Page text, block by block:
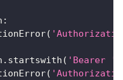
:
(
. startswith ( 'Bearer '
(